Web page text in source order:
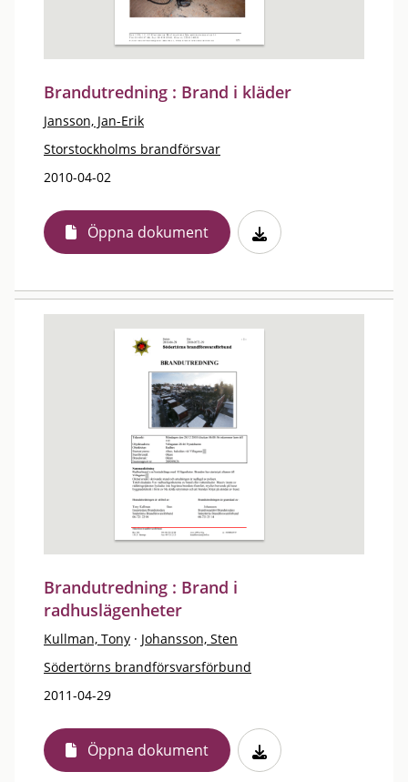
Brandutredning : Brand i kläder
Jansson, Jan-Erik
Storstockholms brandförsvar
2010-04-02
Öppna dokument
Brandutredning : Brand i
radhuslägenheter
Kullman, Tony · Johansson, Sten
Södertörns brandförsvarsförbund
2011-04-29
Öppna dokument